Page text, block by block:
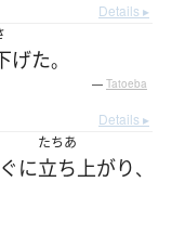
Details ▸
げた。
— Tatoeba
Details ▸
に
たちあ
立ち上がり、